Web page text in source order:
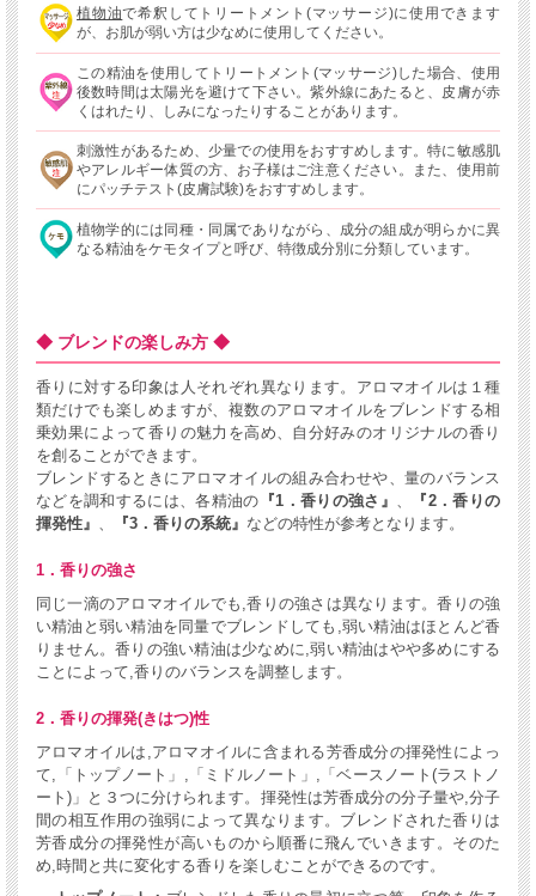
植物油で希釈してトリートメント(マッサージ)に使用できます
が、お肌が弱い方は少なめに使用してください。
この精油を使用してトリートメント(マッサージ)した場合、使用
後数時間は太陽光を避けて下さい。紫外線にあたると、皮膚が赤
くはれたり、しみになったりすることがあります。
刺激性があるため、少量での使用をおすすめします。特に敏感肌
やアレルギー体質の方、お子様はご注意ください。また、使用前
にパッチテスト(皮膚試験)をおすすめします。
植物学的には同種・同属でありながら、成分の組成が明らかに異
なる精油をケモタイプと呼び、特徴成分別に分類しています。
◆ ブレンドの楽しみ方 ◆
香りに対する印象は人それぞれ異なります。アロマオイルは１種
類だけでも楽しめますが、複数のアロマオイルをブレンドする相
乗効果によって香りの魅力を高め、自分好みのオリジナルの香り
を創ることができます。
ブレンドするときにアロマオイルの組み合わせや、量のバランス
などを調和するには、各精油の 『1．香りの強さ』
『2．香りの
揮発性』
『3．香りの系統』 などの特性が参考となります。
1．香りの強さ
同じ一滴のアロマオイルでも,香りの強さは異なります。香りの強
い精油と弱い精油を同量でブレンドしても,弱い精油はほとんど香
りません。香りの強い精油は少なめに,弱い精油はやや多めにする
ことによって,香りのバランスを調整します。
2．香りの揮発(きはつ)性
アロマオイルは,アロマオイルに含まれる芳香成分の揮発性によっ
て,「トップノート」,「ミドルノート」,「ベースノート(ラストノ
ート)」と３つに分けられます。揮発性は芳香成分の分子量や,分子
間の相互作用の強弱によって異なります。ブレンドされた香りは
芳香成分の揮発性が高いものから順番に飛んでいきます。そのた
め,時間と共に変化する香りを楽しむことができるのです。